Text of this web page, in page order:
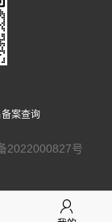
案查询
2022000827号